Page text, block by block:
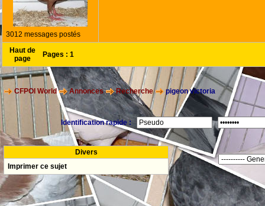
3012 messages postés
Haut de
page
Pages : 1
CFPOI World Annonces Recherche pigeon victoria
Identification rapide :
Divers
Imprimer ce sujet